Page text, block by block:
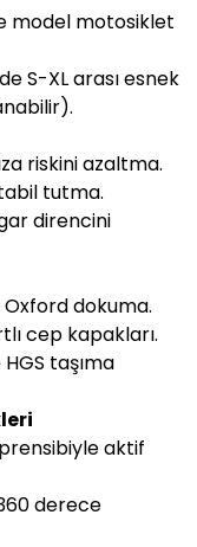
model motosiklet
S-XL arası esnek
riskini azaltma.
tutma.
direncini
dokuma.
cep kapakları.
taşıma
aktif
derece